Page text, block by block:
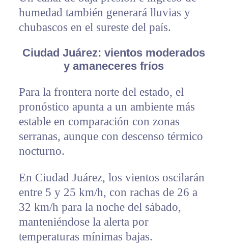
humedad también generará lluvias y
chubascos en el sureste del país.
Ciudad Juárez: vientos moderados
y amaneceres fríos
Para la frontera norte del estado, el
pronóstico apunta a un ambiente más
estable en comparación con zonas
serranas, aunque con descenso térmico
nocturno.
En Ciudad Juárez, los vientos oscilarán
entre 5 y 25 km/h, con rachas de 26 a
32 km/h para la noche del sábado,
manteniéndose la alerta por
temperaturas mínimas bajas.